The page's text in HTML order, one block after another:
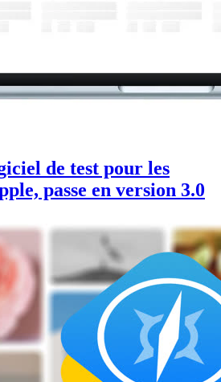
de test pour les
passe en version 3.0